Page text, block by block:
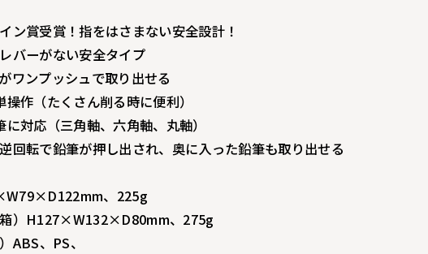
ン賞受賞！指をはさまない安全設計！
バーがない安全タイプ
ワンプッシュで取り出せる
操作（たくさん削る時に便利）
に対応（三角軸、六角軸、丸軸）
回転で鉛筆が押し出され、奥に入った鉛筆も取り出せる
、225g
）H127×W132×D80mm、275g
ABS、PS、